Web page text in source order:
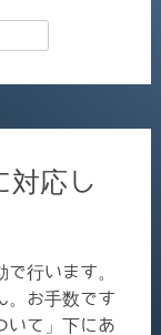
対応し
行います。
。お手数です
いて」下にあ